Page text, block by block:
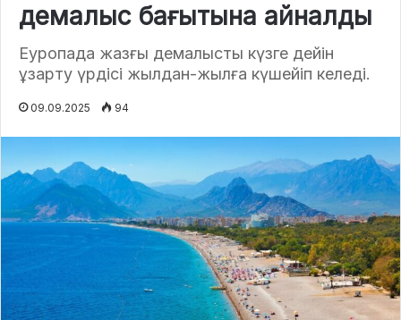
демалыс бағытына айналды
Еуропада жазғы демалысты күзге дейін
ұзарту үрдісі жылдан-жылға күшейіп келеді.
09.09.2025 94